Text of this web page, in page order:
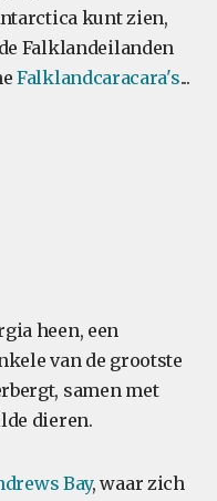
kunt zien,
Falklandeilanden
Falklandcaracara's...
heen, een
van de grootste
samen met
dieren.
Bay, waar zich